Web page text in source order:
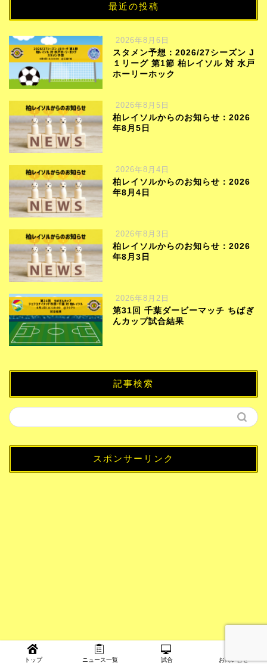
最近の投稿
2026年8月6日
スタメン予想：2026/27シーズン J
１リーグ 第1節 柏レイソル 対 水戸
ホーリーホック
2026年8月5日
柏レイソルからのお知らせ：2026
年8月5日
2026年8月4日
柏レイソルからのお知らせ：2026
年8月4日
2026年8月3日
柏レイソルからのお知らせ：2026
年8月3日
2026年8月2日
第31回 千葉ダービーマッチ ちばぎ
んカップ試合結果
記事検索
スポンサーリンク
トップ ニュース一覧 試合 お問い合せ